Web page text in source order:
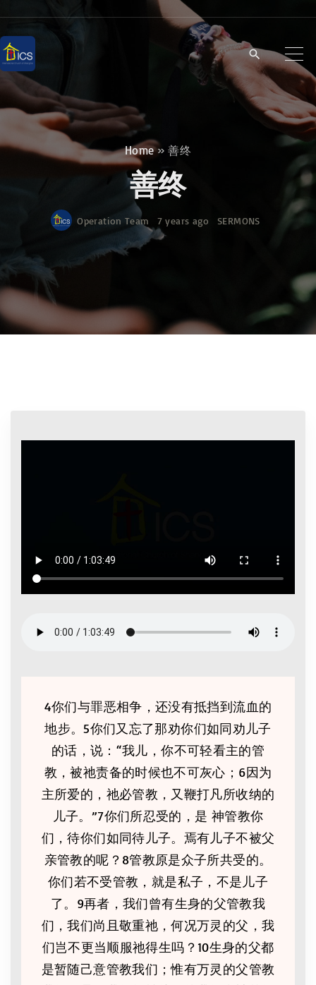
i
p
c
Home»善终
善终
Operation Team 7 years ago SERMONS
4你们与罪恶相争，还没有抵挡到流血的
地步。5你们又忘了那劝你们如同劝儿子
的话，说：“我儿，你不可轻看主的管
教，被祂责备的时候也不可灰心；6因为
主所爱的，祂必管教，又鞭打凡所收纳的
儿子。”7你们所忍受的，是 神管教你
们，待你们如同待儿子。焉有儿子不被父
亲管教的呢？8管教原是众子所共受的。
你们若不受管教，就是私子，不是儿子
了。9再者，我们曾有生身的父管教我
们，我们尚且敬重祂，何况万灵的父，我
们岂不更当顺服祂得生吗？10生身的父都
是暂随己意管教我们；惟有万灵的父管教